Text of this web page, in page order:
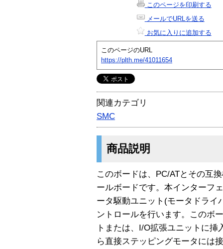
このページを印刷する
メールでURLを送る
お気に入りに追加する
このページのURL
https://plth.me/41011654
関連カテゴリ
SMC
商品説明
このボードは、PC/ATとその互
ールボードです。本インターフ
ータ駆動ユニット(モータドライ
ントロールを行います。このボ
トまたは、I/O拡張ユニットに
ら直接ステッピングモータには